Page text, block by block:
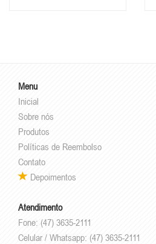
Menu
Inicial
Sobre nós
Produtos
Políticas de Reembolso
Contato
Depoimentos
Atendimento
Fone: (47) 3635-2111
Celular / Whatsapp: (47) 3635-2111